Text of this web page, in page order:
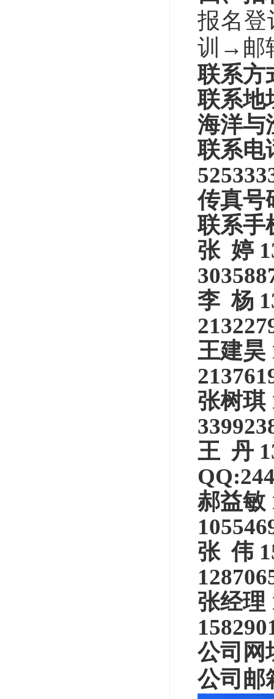
报名
训→邮
联系方
联系地
海洋与
联系电
传真号
联系手
张 婷
李 杨
王建昊
张树琪
王 丹
郝益敏
张 伟
张经理
公司 网
公司邮